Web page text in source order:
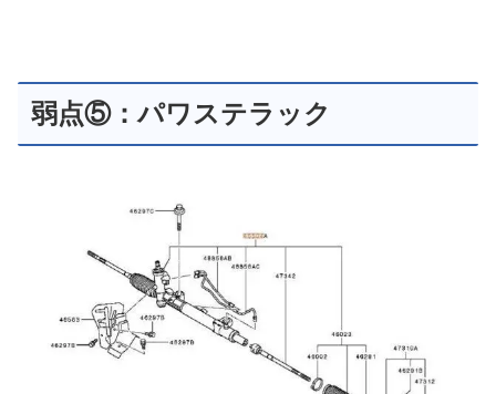
弱点⑤：パワステラック